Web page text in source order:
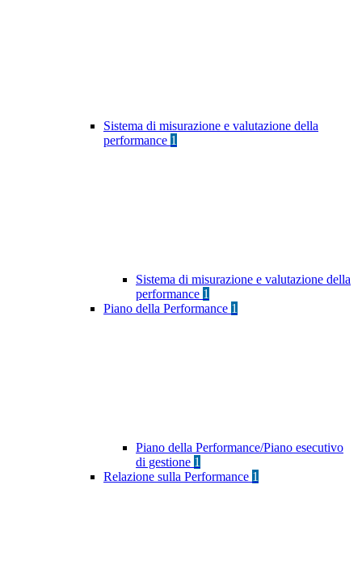
Sistema di misurazione e valutazione della
performance 1
Sistema di misurazione e valutazione della
performance 1
Piano della Performance 1
Piano della Performance/Piano esecutivo
di gestione 1
Relazione sulla Performance 1